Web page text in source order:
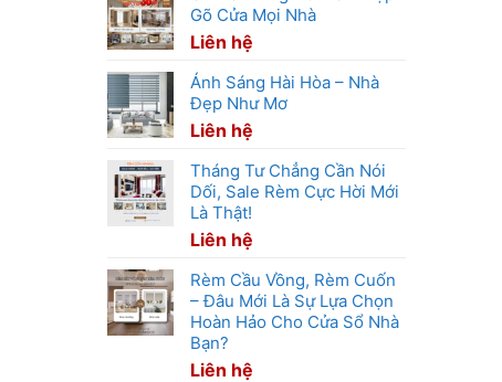
Gõ Cửa Mọi Nhà
Liên hệ
Ánh Sáng Hài Hòa – Nhà
Đẹp Như Mơ
Liên hệ
Tháng Tư Chẳng Cần Nói
Dối, Sale Rèm Cực Hời Mới
Là Thật!
Liên hệ
Rèm Cầu Vồng, Rèm Cuốn
– Đâu Mới Là Sự Lựa Chọn
Hoàn Hảo Cho Cửa Sổ Nhà
Bạn?
Liên hệ